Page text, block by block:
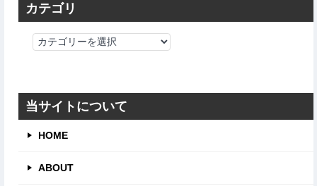
カテゴリ
カ
リ
当サイトについて
HOME
ABOUT